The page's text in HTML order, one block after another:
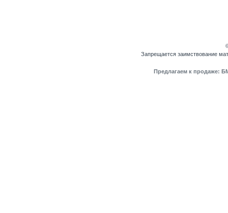
Запрещается заимствование
Предлагаем к продаже: